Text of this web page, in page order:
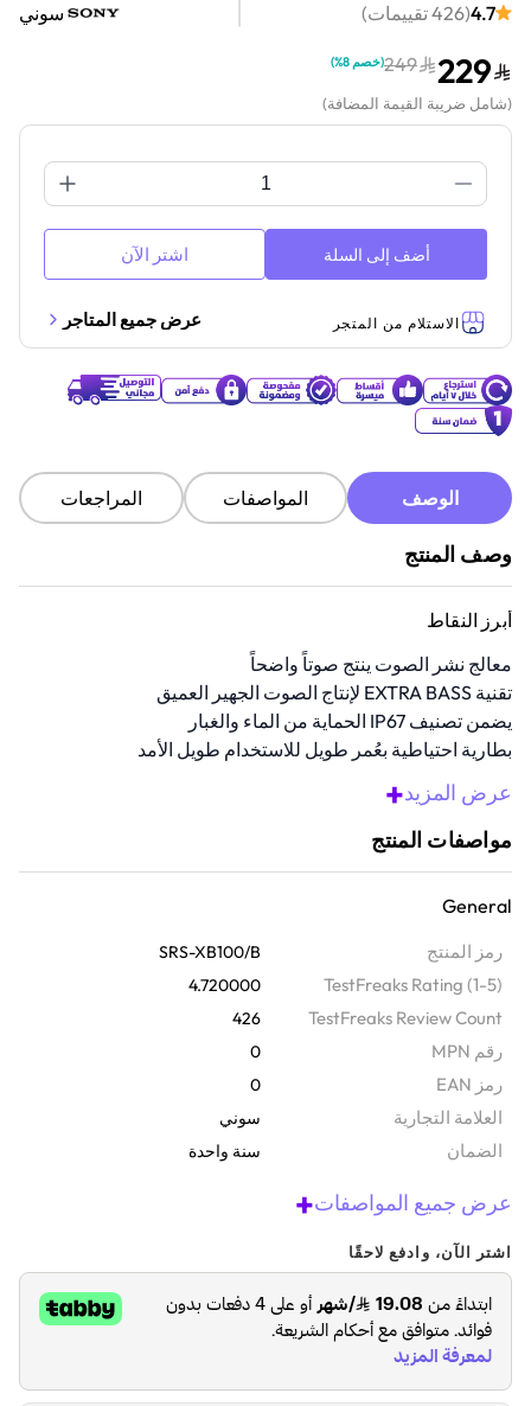
4.7
(
426تقييمات) سوني
229
249
(خصم 8% )
(شامل ضريبة القيمة المضافة)
أضف إلى السلة اشتر الآن
الاستلام من المتجر عرض جميع المتاجر
الوصف المواصفات المراجعات
وصف المنتج
أبرز النقاط
معالج نشر الصوت ينتج صوتاً واضحاً
تقنية EXTRA BASS لإنتاج الصوت الجهير العميق
يضمن تصنيف IP67 الحماية من الماء والغبار
بطارية احتياطية بعُمر طويل للاستخدام طويل الأمد
مثالي للاستخدام اليومي
ارفع مستوى الصوت في مغامراتك مع مكبر الصوت اللاسلكي بتقنية
البلوتوث. بفضل معالج نشر الصوت وتقنية EXTRA BASS، يوفر مكبر
الصوت صوتاً غنياً وغامراً لمحيطك. كما يضمن التصميم المقاوم للمياه
طويلة، بالإضافة إلى الحزام متعدد الاتجاهات المتضمن ليصبح رفيقك
الصوتي المثالي في كل مكان.
عرض المزيد+
مواصفات المنتج
General
رمز المنتج SRS-XB100/B
TestFreaks Rating (1-5)
4.720000
TestFreaks Review Count
426
رقم MPN 0
رمز EAN 0
‫العلامة التجارية سوني
الضمان‬ سنة واحدة
عرض جميع المواصفات+
اشتر الآن، وادفع لاحقًا